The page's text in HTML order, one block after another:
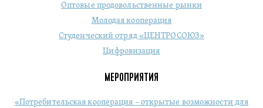
Оптовые продовольственные рынки
Молодая кооперация
Студенческий отряд «ЦЕНТРОСОЮЗ»
Цифровизация
МЕРОПРИЯТИЯ
«Потребительская кооперация – открытые возможности для